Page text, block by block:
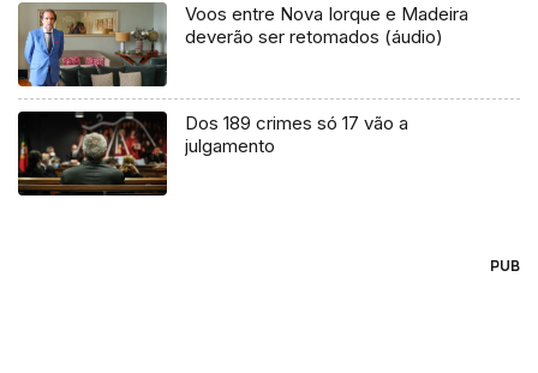
Voos entre Nova Iorque e Madeira
deverão ser retomados (áudio)
Dos 189 crimes só 17 vão a
julgamento
PUB